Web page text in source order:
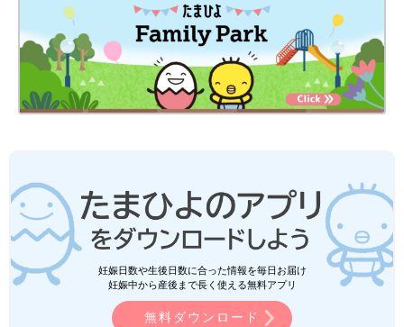
妊娠日数や生後日数に合った情報を毎日お届け
妊娠中から産後まで長く使える無料アプリ
無料ダウンロード